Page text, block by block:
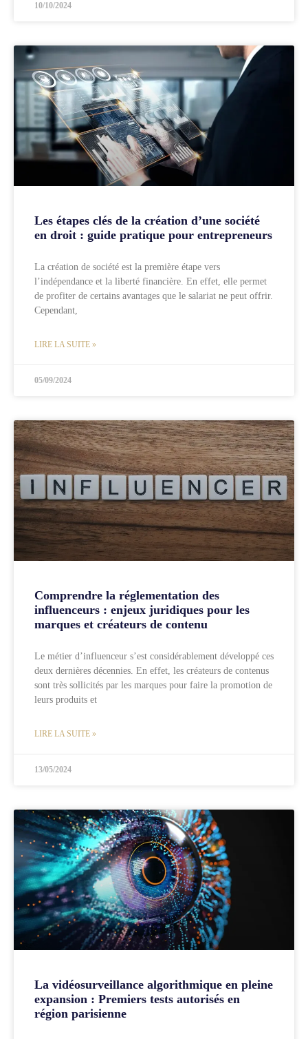
10/10/2024
Les étapes clés de la création d’une société
en droit : guide pratique pour entrepreneurs
La création de société est la première étape vers
l’indépendance et la liberté financière. En effet, elle permet
de profiter de certains avantages que le salariat ne peut offrir.
Cependant,
LIRE LA SUITE »
05/09/2024
Comprendre la réglementation des
influenceurs : enjeux juridiques pour les
marques et créateurs de contenu
Le métier d’influenceur s’est considérablement développé ces
deux dernières décennies. En effet, les créateurs de contenus
sont très sollicités par les marques pour faire la promotion de
leurs produits et
LIRE LA SUITE »
13/05/2024
La vidéosurveillance algorithmique en pleine
expansion : Premiers tests autorisés en
région parisienne